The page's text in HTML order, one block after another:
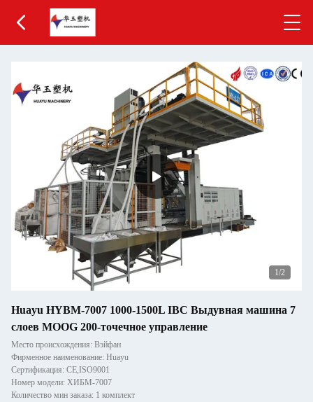
1/2
Huayu HYBM-7007 1000-1500L IBC Выдувная машина 7
слоев MOOG 200-точечное управление
Место происхождения: Вэйфан
Фирменное наименование: Huayu
Сертификация: CE,ISO9001
Номер модели: ХИБМ-7007
Количество мин заказа: 1 комплект